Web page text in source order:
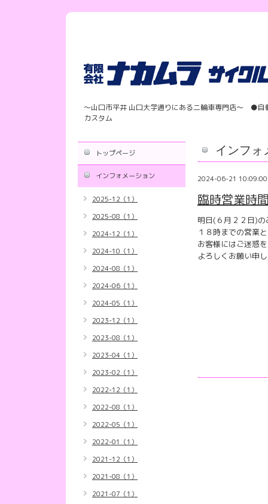
〜山口市平井 山口大学通りにある二輪車専門店〜 ●
カスタム
インフォ
2024-06-21 10:09:00
臨時営業時
明日(６月２２日)
１８時までの営業
お客様にはご迷惑
よろしくお願い申
トップページ
インフォメーション
2025-12（1）
2025-08（1）
2024-12（1）
2024-10（1）
2024-08（1）
2024-06（1）
2024-05（1）
2023-12（1）
2023-08（1）
2023-04（1）
2023-02（1）
2022-12（1）
2022-08（1）
2022-05（1）
2022-01（1）
2021-12（1）
2021-08（1）
2021-07（1）